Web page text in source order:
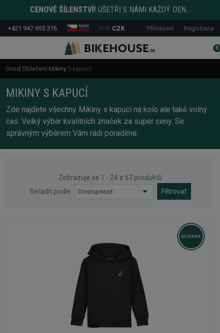
CENOVÉ ŠÍLENSTVÍ! UŠETŘI S NÁMI KAŽDÝ DEN...
+421 947 955 376 EUR CZK Přihlášení Registrace
0
Úvod Oblečení Mikiny S kapucí
MIKINY S KAPUCÍ
Zde najdete všechny Mikiny s kapucí na kolo ale také volný
čas. Velký výběr kvalitních značek za super ceny. Se
správným výběrem Vám rádi poradíme.
Zobrazuje se 1 - 24 z 57 produktů
Seřadit podle
Dostupnost Filtrovat
NOVINKA